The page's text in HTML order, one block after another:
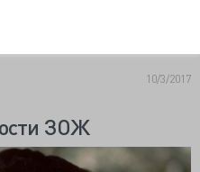
10/3/2017
ЗОЖ